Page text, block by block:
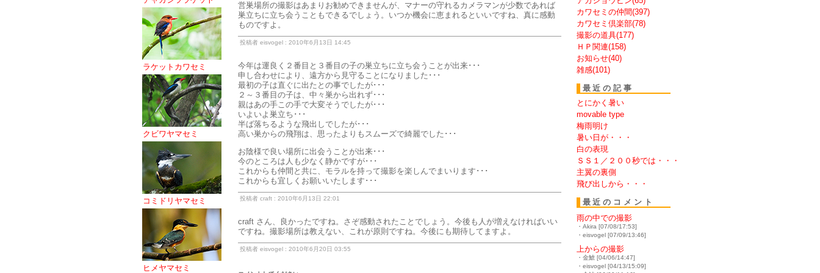
ラケットカワセミ
クビワヤマセミ
コミドリヤマセミ
ヒメヤマセミ
営巣場所の撮影はあまりお勧めできませんが、マナーの守れるカメラマンが少数であれば
巣立ちに立ち会うこともできるでしょう。いつか機会に恵まれるといいですね、真に感動
ものですよ。
投稿者 eisvogel : 2010年6月13日 14:45
今年は運良く２番目と３番目の子の巣立ちに立ち会うことが出来･･･
申し合わせにより、遠方から見守ることになりました･･･
最初の子は直ぐに出たとの事でしたが･･･
２～３番目の子は、中々巣から出れず･･･
親はあの手この手で大変そうでしたが･･･
いよいよ巣立ち･･･
半ば落ちるような飛出しでしたが･･･
高い巣からの飛翔は、思ったよりもスムーズで綺麗でした･･･
お陰様で良い場所に出会うことが出来･･･
今のところは人も少なく静かですが･･･
これからも仲間と共に、モラルを持って撮影を楽しんでまいります･･･
これからも宜しくお願いいたします･･･
投稿者 craft : 2010年6月13日 22:01
craft さん、良かったですね。さぞ感動されたことでしょう。今後も人が増えなければいい
ですね。撮影場所は教えない、これが原則ですね。今後にも期待してますよ。
投稿者 eisvogel : 2010年6月20日 03:55
カワセミの仲間(397)
カワセミ倶楽部(78)
撮影の道具(177)
ＨＰ関連(158)
お知らせ(40)
雑感(101)
最近の記事
とにかく暑い
movable type
梅雨明け
暑い日が・・・
白の表現
ＳＳ１／２００秒では・・・
主翼の裏側
飛び出しから・・・
最近のコメント
雨の中での撮影
・Akira [07/08/17:53]
・eisvogel [07/09/13:46]
上からの撮影
・金鯱 [04/06/14:47]
・eisvogel [04/13/15:09]